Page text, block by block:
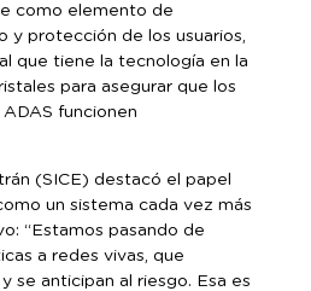
como elemento de
y protección de los usuarios,
que tiene la tecnología en la
para asegurar que los
funcionen
(SICE) destacó el papel
un sistema cada vez más
“Estamos pasando de
a redes vivas, que
se anticipan al riesgo. Esa es